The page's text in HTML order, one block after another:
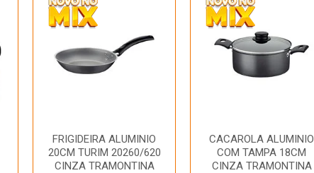
FRIGIDEIRA ALUMINIO
20CM TURIM 20260/620
CINZA TRAMONTINA
CACAROLA ALUMINIO
COM TAMPA 18CM
CINZA TRAMONTINA